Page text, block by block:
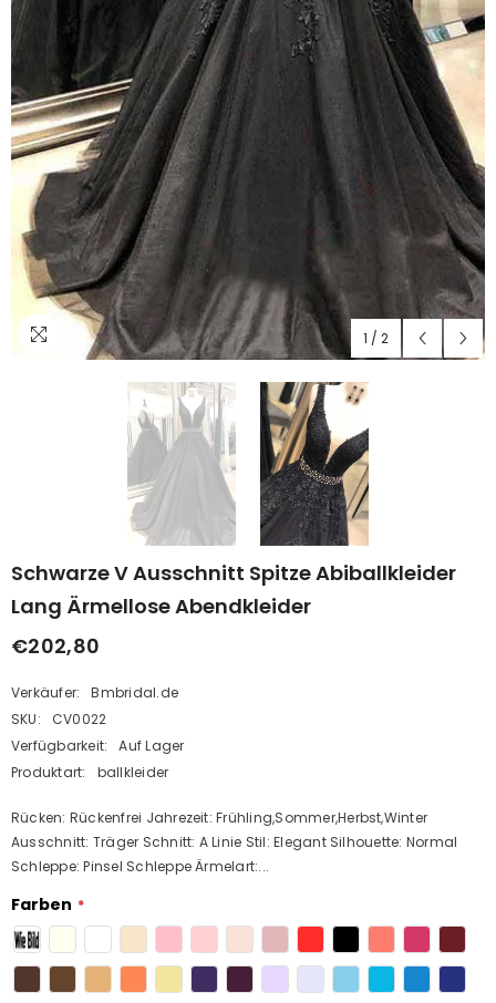
1 / 2
Schwarze V Ausschnitt Spitze Abiballkleider
Lang Ärmellose Abendkleider
€202,80
Verkäufer:
Bmbridal.de
SKU:
CV0022
Verfügbarkeit:
Auf Lager
Produktart:
ballkleider
Rücken: Rückenfrei Jahrezeit: Frühling,Sommer,Herbst,Winter
Ausschnitt: Träger Schnitt: A Linie Stil: Elegant Silhouette: Normal
Schleppe: Pinsel Schleppe Ärmelart:...
Farben